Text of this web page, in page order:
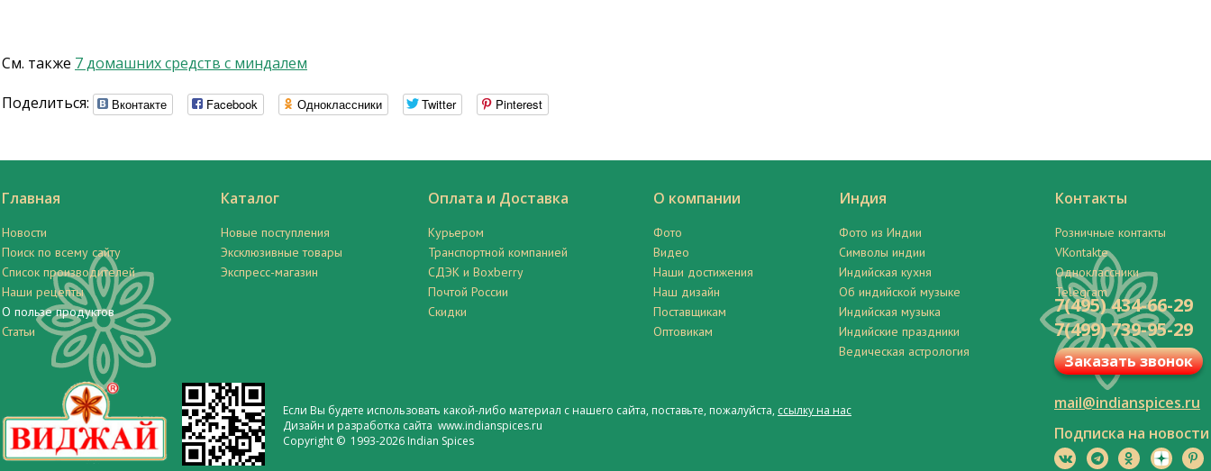
См. также 7 домашних средств с миндалем
Поделиться:
Вконтакте Facebook Одноклассники Twitter Pinterest
Главная
Новости
Поиск по всему сайту
Список производителей
Наши рецепты
О пользе продуктов
Статьи
Каталог
Новые поступления
Эксклюзивные товары
Экспресс-магазин
Оплата и Доставка
Курьером
Транспортной компанией
СДЭК и Boxberry
Почтой России
Скидки
О компании
Фото
Видео
Наши достижения
Наш дизайн
Поставщикам
Оптовикам
Индия
Фото из Индии
Символы индии
Индийская кухня
Об индийской музыке
Индийская музыка
Индийские праздники
Ведическая астрология
Контакты
Розничные контакты
VKontakte
Одноклассники
Telegram
Если Вы будете использовать какой-либо материал с нашего сайта, поставьте, пожалуйста, ссылку на нас
Дизайн и разработка сайта www.indianspices.ru
Copyright © 1993-2026 Indian Spices
7(495) 434-66-29
7(499) 739-95-29
Заказать звонок
mail@indianspices.ru
Подписка на новости